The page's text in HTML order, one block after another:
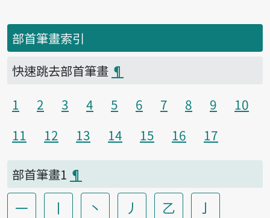
部首筆畫索引
快速跳去部首筆畫 ¶
1
2 3 4 5 6 7 8 9
10
11
12 13 14 15 16 17
部首筆畫1 ¶
一 丨 丶 丿 乙 亅